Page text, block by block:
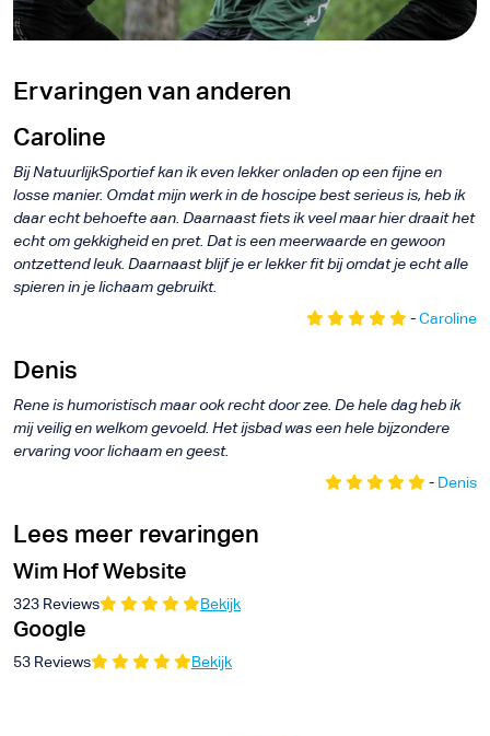
Ervaringen van anderen
Caroline
Bij NatuurlijkSportief kan ik even lekker onladen op een fijne en
losse manier. Omdat mijn werk in de hoscipe best serieus is, heb ik
daar echt behoefte aan. Daarnaast fiets ik veel maar hier draait het
echt om gekkigheid en pret. Dat is een meerwaarde en gewoon
ontzettend leuk. Daarnaast blijf je er lekker fit bij omdat je echt alle
spieren in je lichaam gebruikt.
-Caroline
Denis
Rene is humoristisch maar ook recht door zee. De hele dag heb ik
mij veilig en welkom gevoeld. Het ijsbad was een hele bijzondere
ervaring voor lichaam en geest.
- Denis
Lees meer revaringen
Wim Hof Website
323 Reviews Bekijk
Google
53 Reviews Bekijk